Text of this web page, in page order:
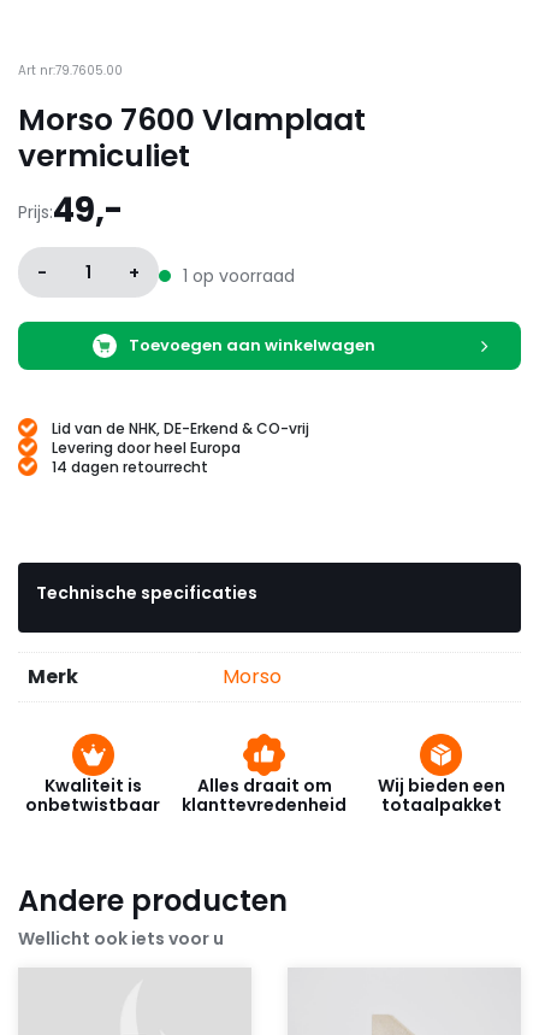
Art nr:79.7605.00
Morso 7600 Vlamplaat
vermiculiet
Prijs:49,-
- 1 + 1 op voorraad
Toevoegen aan winkelwagen
Lid van de NHK, DE-Erkend & CO-vrij
Levering door heel Europa
14 dagen retourrecht
Technische specificaties
Merk Morso
Kwaliteit is
onbetwistbaar
Alles draait om
klanttevredenheid
Wij bieden een
totaalpakket
Andere producten
Wellicht ook iets voor u